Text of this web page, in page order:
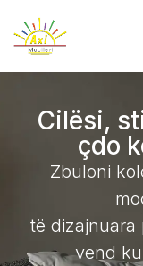
Cilësi,
çdo
Zbuloni
të dizajnuara
vend